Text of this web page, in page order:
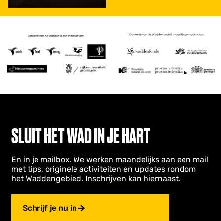
Waddensky
i
e
SLUIT HET WAD IN JE HART
En in je mailbox. We werken maandelijks aan een mail
met tips, originele activiteiten en updates rondom
het Waddengebied. Inschrijven kan hiernaast.
Schrijf je nu in